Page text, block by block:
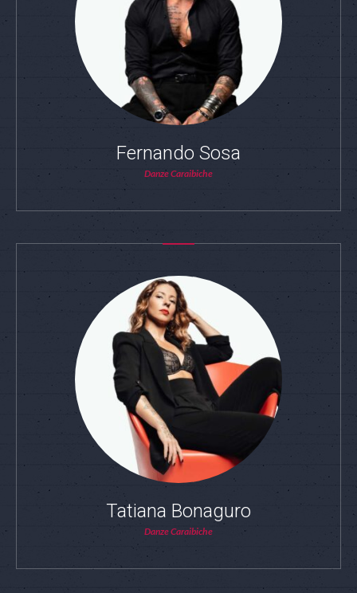
Fernando Sosa
Danze Caraibiche
Tatiana Bonaguro
Danze Caraibiche